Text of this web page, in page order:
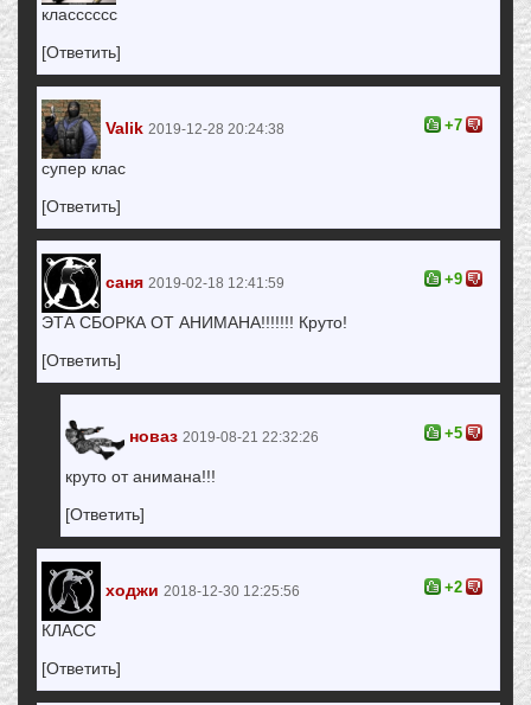
класссссс
[Ответить]
Valik 2019-12-28 20:24:38
супер клас
[Ответить]
+7
саня 2019-02-18 12:41:59
ЭТА СБОРКА ОТ АНИМАНА!!!!!!! Круто!
[Ответить]
+9
новаз 2019-08-21 22:32:26
круто от анимана!!!
[Ответить]
+5
ходжи 2018-12-30 12:25:56
КЛАСС
[Ответить]
+2